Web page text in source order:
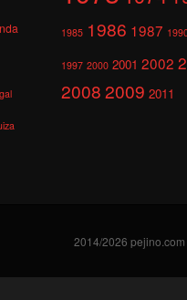
1985 1986 1987
1997 2000 2001 2002
20082009 2011
2014/2026